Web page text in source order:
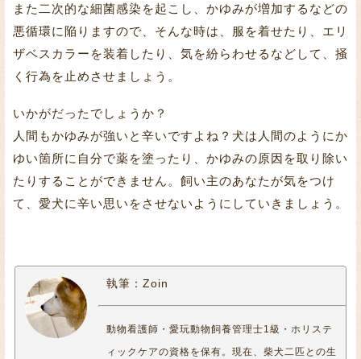
また二次的な細菌感染を起こし、かゆみが増加するなどの
悪循環に陥りますので、そんな時は、服を着せたり、エリ
ザベスカラーを装着したり、気を紛らわせるなどして、掻
く行為を止めさせましょう。
いかがだったでしょうか？
人間もかゆみが強いと辛いですよね？犬は人間のようにか
ゆい箇所に自分で薬を塗ったり、かゆみの原因を取り除い
たりすることができません。飼い主のあなたが気をつけ
て、愛犬に辛い思いをさせないようにしていきましょう。
執筆：Zoin
動物看護師・愛玩動物飼養管理士1級・ホリステ
ィックケアの資格を保有。現在、柴犬二匹との生